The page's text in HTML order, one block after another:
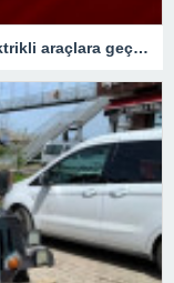
ABD’de araç sahiplerinin yüzde 40’ı elektrikli araçlara geçişi düşünüyor